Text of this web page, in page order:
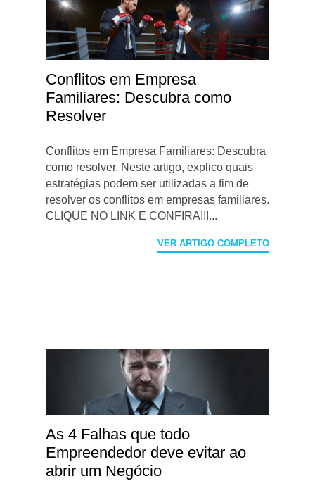
Conflitos em Empresa
Familiares: Descubra como
Resolver
Conflitos em Empresa Familiares: Descubra
como resolver. Neste artigo, explico quais
estratégias podem ser utilizadas a fim de
resolver os conflitos em empresas familiares.
CLIQUE NO LINK E CONFIRA!!!...
VER ARTIGO COMPLETO
As 4 Falhas que todo
Empreendedor deve evitar ao
abrir um Negócio